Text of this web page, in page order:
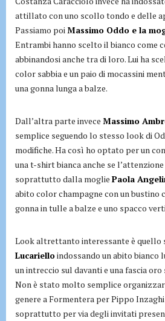
attillato con uno scollo tondo e delle
Passiamo poi Massimo Oddo e la
Entrambi hanno scelto il bianco come
abbinandosi anche tra di loro. Lui ha
color sabbia e un paio di mocassini
una gonna lunga a balze.
Dall’altra parte invece Massimo
semplice seguendo lo stesso look di
modifiche. Ha così ho optato per un
una t-shirt bianca anche se
soprattutto dalla moglie Paola
abito color champagne con un bustino
gonna in tulle a balze e uno spacco
Look altrettanto interessante è quello
Lucarielloindossando un abito bianco
un intreccio sul davanti e una fascia
Non è stato molto semplice
genere a Formentera per Pippo
soprattutto per via degli invitati